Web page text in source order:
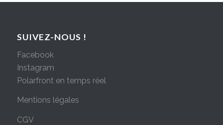
SUIVEZ-NOUS !
Facebook
Instagram
Polarfront en temps réel
Mentions légales
CGV